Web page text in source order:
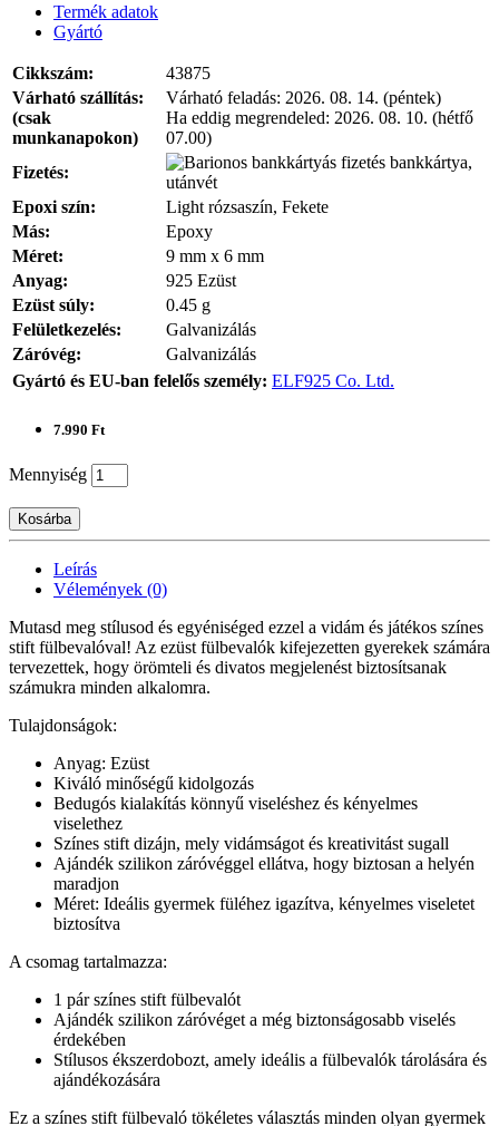
Termék adatok
Gyártó
Cikkszám:
43875
Várható szállítás:
(csak
munkanapokon)
Várható feladás: 2026. 08. 14. (péntek)
Ha eddig megrendeled: 2026. 08. 10. (hétfő
07.00)
Fizetés:
bankkártya,
utánvét
Epoxi szín:
Light rózsaszín, Fekete
Más:
Epoxy
Méret:
9 mm x 6 mm
Anyag:
925 Ezüst
Ezüst súly:
0.45 g
Felületkezelés:
Galvanizálás
Záróvég:
Galvanizálás
Gyártó és EU-ban felelős személy: ELF925 Co. Ltd.
7.990 Ft
Mennyiség
Kosárba
Leírás
Vélemények (0)
Mutasd meg stílusod és egyéniséged ezzel a vidám és játékos színes
stift fülbevalóval! Az ezüst fülbevalók kifejezetten gyerekek számára
tervezettek, hogy örömteli és divatos megjelenést biztosítsanak
számukra minden alkalomra.
Tulajdonságok:
Anyag: Ezüst
Kiváló minőségű kidolgozás
Bedugós kialakítás könnyű viseléshez és kényelmes
viselethez
Színes stift dizájn, mely vidámságot és kreativitást sugall
Ajándék szilikon záróvéggel ellátva, hogy biztosan a helyén
maradjon
Méret: Ideális gyermek füléhez igazítva, kényelmes viseletet
biztosítva
A csomag tartalmazza:
1 pár színes stift fülbevalót
Ajándék szilikon záróvéget a még biztonságosabb viselés
érdekében
Stílusos ékszerdobozt, amely ideális a fülbevalók tárolására és
ajándékozására
Ez a színes stift fülbevaló tökéletes választás minden olyan gyermek